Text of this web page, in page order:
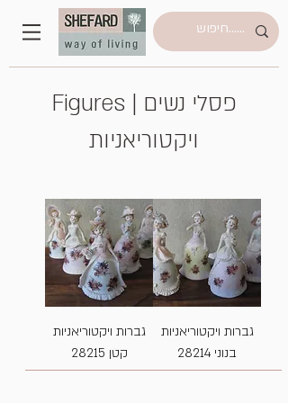
Figures | פסלי נשים
ויקטוריאניות
גברות ויקטוריאניות
בנוני 28214
גברות ויקטוריאניות
קטן 28215